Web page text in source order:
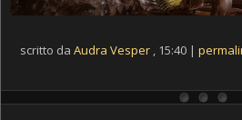
scritto da Audra Vesper , 15:40 |